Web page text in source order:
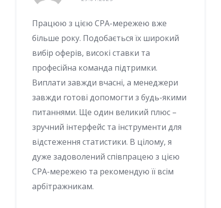
Працюю з цією СРА-мережею вже
більше року. Подобається їх широкий
вибір оферів, високі ставки та
професійна команда підтримки.
Виплати завжди вчасні, а менеджери
завжди готові допомогти з будь-якими
питаннями. Ще один великий плюс –
зручний інтерфейс та інструменти для
відстеження статистики. В цілому, я
дуже задоволений співпрацею з цією
СРА-мережею та рекомендую її всім
арбітражникам.